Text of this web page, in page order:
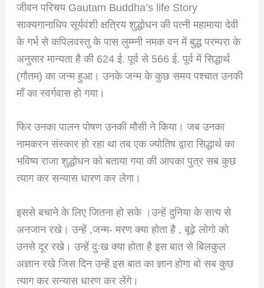
जीवन परिचय Gautam Buddha’s life Story
साक्यगानाधिप सूर्यवंशी क्षत्रिय शुद्धोधन की पत्नी महामाया देवी
के गर्भ से कपिलवस्तु के पास लुम्म्नी नमक वन में बुद्ध परम्परा के
अनुसार मान्यता है की 624 ई. पूर्व से 566 ई. पूर्व में सिद्धार्थ
(गौतम) का जन्म हुआ। उनके जन्म के कुछ समय पश्चात उनकी
माँ का स्वर्गवास हो गया।
फिर उनका पालन पोषण उनकी मौसी ने किया। जब उनका
नामकरन संस्कार हो रहा था तब एक ज्योतिष द्वारा सिद्धार्थ का
भविष्य राजा शुद्धोधन को बताया गया की आपका पुत्र सब कुछ
त्याग कर सन्यास धारण कर लेगा।
इससे बचाने के लिए जितना हो सके ।उन्हें दुनिया के सत्य से
अनजान रखे। उन्हें ,जन्म- मरण क्या होता है , बूढ़े लोगो को
उनसे दूर रखे। उन्हें दुःख क्या होता है इस बात से बिलकुल
अज्ञान रखे जिस दिन उन्हें इस बात का ज्ञान होगा बो सब कुछ
त्याग कर सन्यास धारण कर लेंगे।